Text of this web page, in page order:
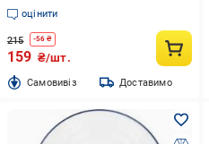
оцінити
215 -56 ₴
159 ₴/шт.
Cамовивіз Доставимо